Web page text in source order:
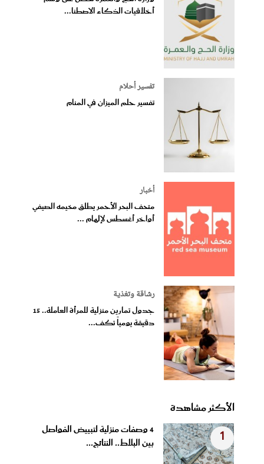
أخلاقيات الذكاء الاصطنا...
تفسير أحلام
تفسير حلم الميزان في المنام
أخبار
متحف البحر الأحمر يطلق مخيمه الصيفي
أواخر أغسطس لإلهام ...
رشاقة وتغذية
جدول تمارين منزلية للمرأة العاملة.. 15
دقيقة يومياً تكف...
الأكثر مشاهدة
1
4 وصفات منزلية لتبييض الفواصل
بين البلاط.. النتائج...